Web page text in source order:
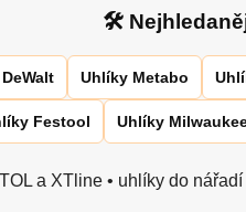
🛠
Uhlíky Metabo
Festool Uhlíky
a XTline • uhlíky do